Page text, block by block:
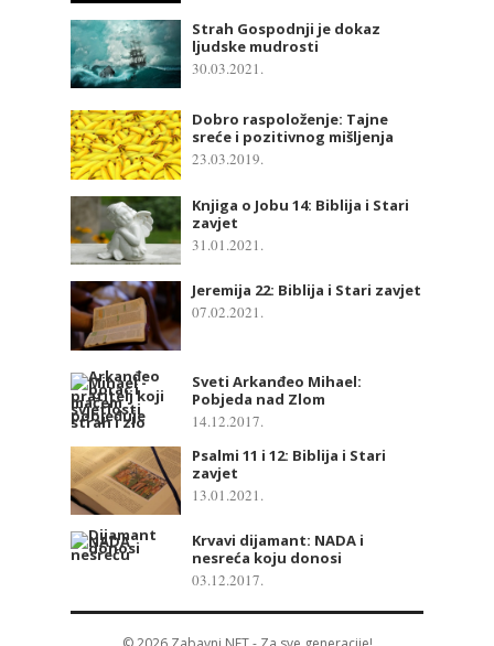
Strah Gospodnji je dokaz
ljudske mudrosti
30.03.2021.
Dobro raspoloženje: Tajne
sreće i pozitivnog mišljenja
23.03.2019.
Knjiga o Jobu 14: Biblija i Stari
zavjet
31.01.2021.
Jeremija 22: Biblija i Stari zavjet
07.02.2021.
Sveti Arkanđeo Mihael:
Pobjeda nad Zlom
14.12.2017.
Psalmi 11 i 12: Biblija i Stari
zavjet
13.01.2021.
Krvavi dijamant: NADA i
nesreća koju donosi
03.12.2017.